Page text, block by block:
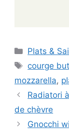
Categories
Plats &
Tags
courge
mozzarella,
Radiatori
de chèvre
Gnocchi